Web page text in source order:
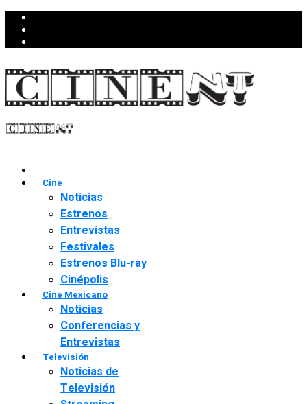
Cine
Noticias
Estrenos
Entrevistas
Festivales
Estrenos Blu-ray
Cinépolis
Cine Mexicano
Noticias
Conferencias y
Entrevistas
Televisión
Noticias de
Televisión